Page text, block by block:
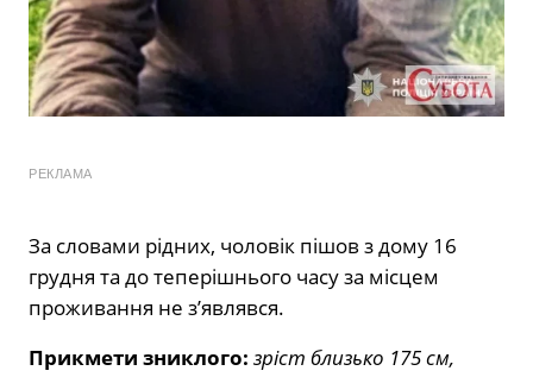
РЕКЛАМА
За словами рідних, чоловік пішов з дому 16
грудня та до теперішнього часу за місцем
проживання не з’являвся.
Прикмети зниклого: зріст близько 175 см,